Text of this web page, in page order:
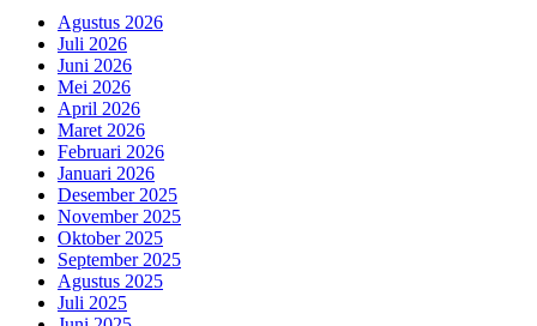
Agustus 2026
Juli 2026
Juni 2026
Mei 2026
April 2026
Maret 2026
Februari 2026
Januari 2026
Desember 2025
November 2025
Oktober 2025
September 2025
Agustus 2025
Juli 2025